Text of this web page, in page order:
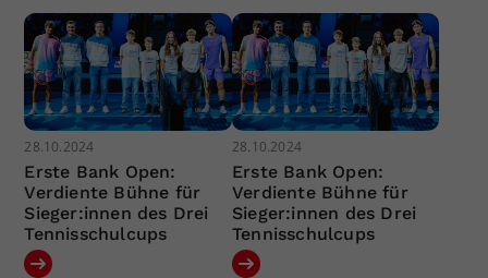
28.10.2024
Erste Bank Open:
Verdiente Bühne für
Sieger:innen des Drei
Tennisschulcups
28.10.2024
Erste Bank Open:
Verdiente Bühne für
Sieger:innen des Drei
Tennisschulcups